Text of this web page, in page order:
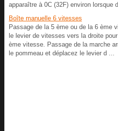
apparaître à 0C (32F) environ lorsque
Boîte manuelle 6 vitesses
Passage de la 5 ème ou de la 6 ème
le levier de vitesses vers la droite
ème vitesse. Passage de la marche
le pommeau et déplacez le levier d ...